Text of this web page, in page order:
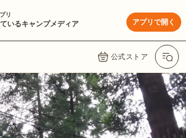
リ
いるキャンプメディア アプリで開く
公式ストア